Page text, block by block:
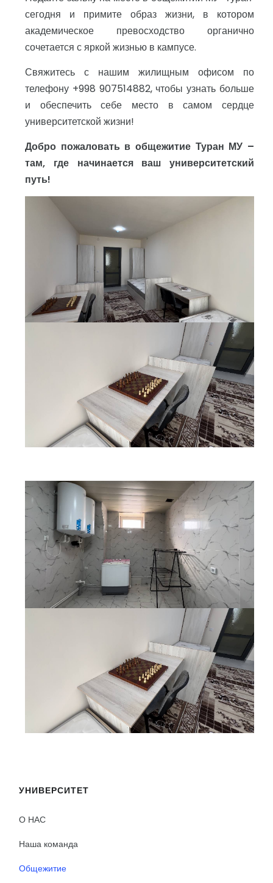
сегодня и примите образ жизни, в котором
академическое превосходство органично
сочетается с яркой жизнью в кампусе.
Свяжитесь с нашим жилищным офисом по
телефону +998 907514882, чтобы узнать больше
и обеспечить себе место в самом сердце
университетской жизни!
Добро пожаловать в общежитие Туран МУ –
там, где начинается ваш университетский
путь!
УНИВЕРСИТЕТ
О НАС
Наша команда
Общежитие